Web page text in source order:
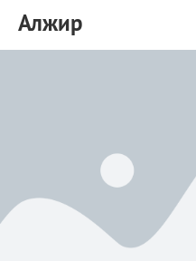
Алжир